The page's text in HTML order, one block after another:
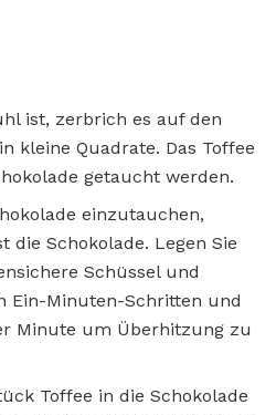
ist, zerbrich es auf den
kleine Quadrate. Das Toffee
getaucht werden.
einzutauchen,
die Schokolade. Legen Sie
Schüssel und
Ein-Minuten-Schritten und
Minute um Überhitzung zu
Toffee in die Schokolade